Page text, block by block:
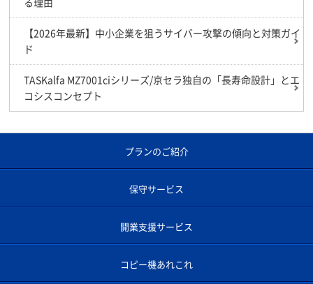
【2026年最新】中小企業を狙うサイバー攻撃の傾向と対策ガイ
ド
TASKalfa MZ7001ciシリーズ/京セラ独自の「長寿命設計」とエ
コシスコンセプト
プランのご紹介
保守サービス
開業支援サービス
コピー機あれこれ